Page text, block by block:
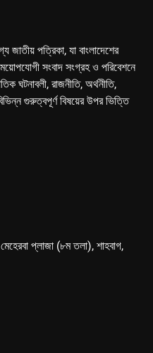
জাতীয় পত্রিকা, যা বাংলাদেশের
সংবাদ সংগ্রহ ও পরিবেশনে
ঘটনাবলী, রাজনীতি, অর্থনীতি,
গুরুত্বপূর্ণ বিষয়ের উপর ভিত্তি
প্লাজা (৮ম তলা), শাহবাগ,